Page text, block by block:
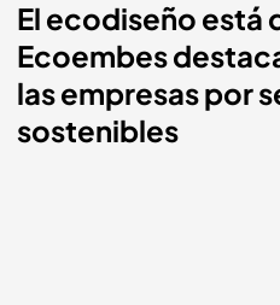
El ecodiseño está
Ecoembes
las empresas por
sostenibles